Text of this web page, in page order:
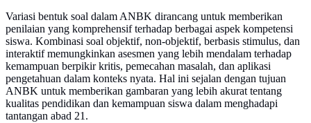
Variasi bentuk soal dalam ANBK dirancang untuk memberikan
penilaian yang komprehensif terhadap berbagai aspek kompetensi
siswa. Kombinasi soal objektif, non-objektif, berbasis stimulus, dan
interaktif memungkinkan asesmen yang lebih mendalam terhadap
kemampuan berpikir kritis, pemecahan masalah, dan aplikasi
pengetahuan dalam konteks nyata. Hal ini sejalan dengan tujuan
ANBK untuk memberikan gambaran yang lebih akurat tentang
kualitas pendidikan dan kemampuan siswa dalam menghadapi
tantangan abad 21.